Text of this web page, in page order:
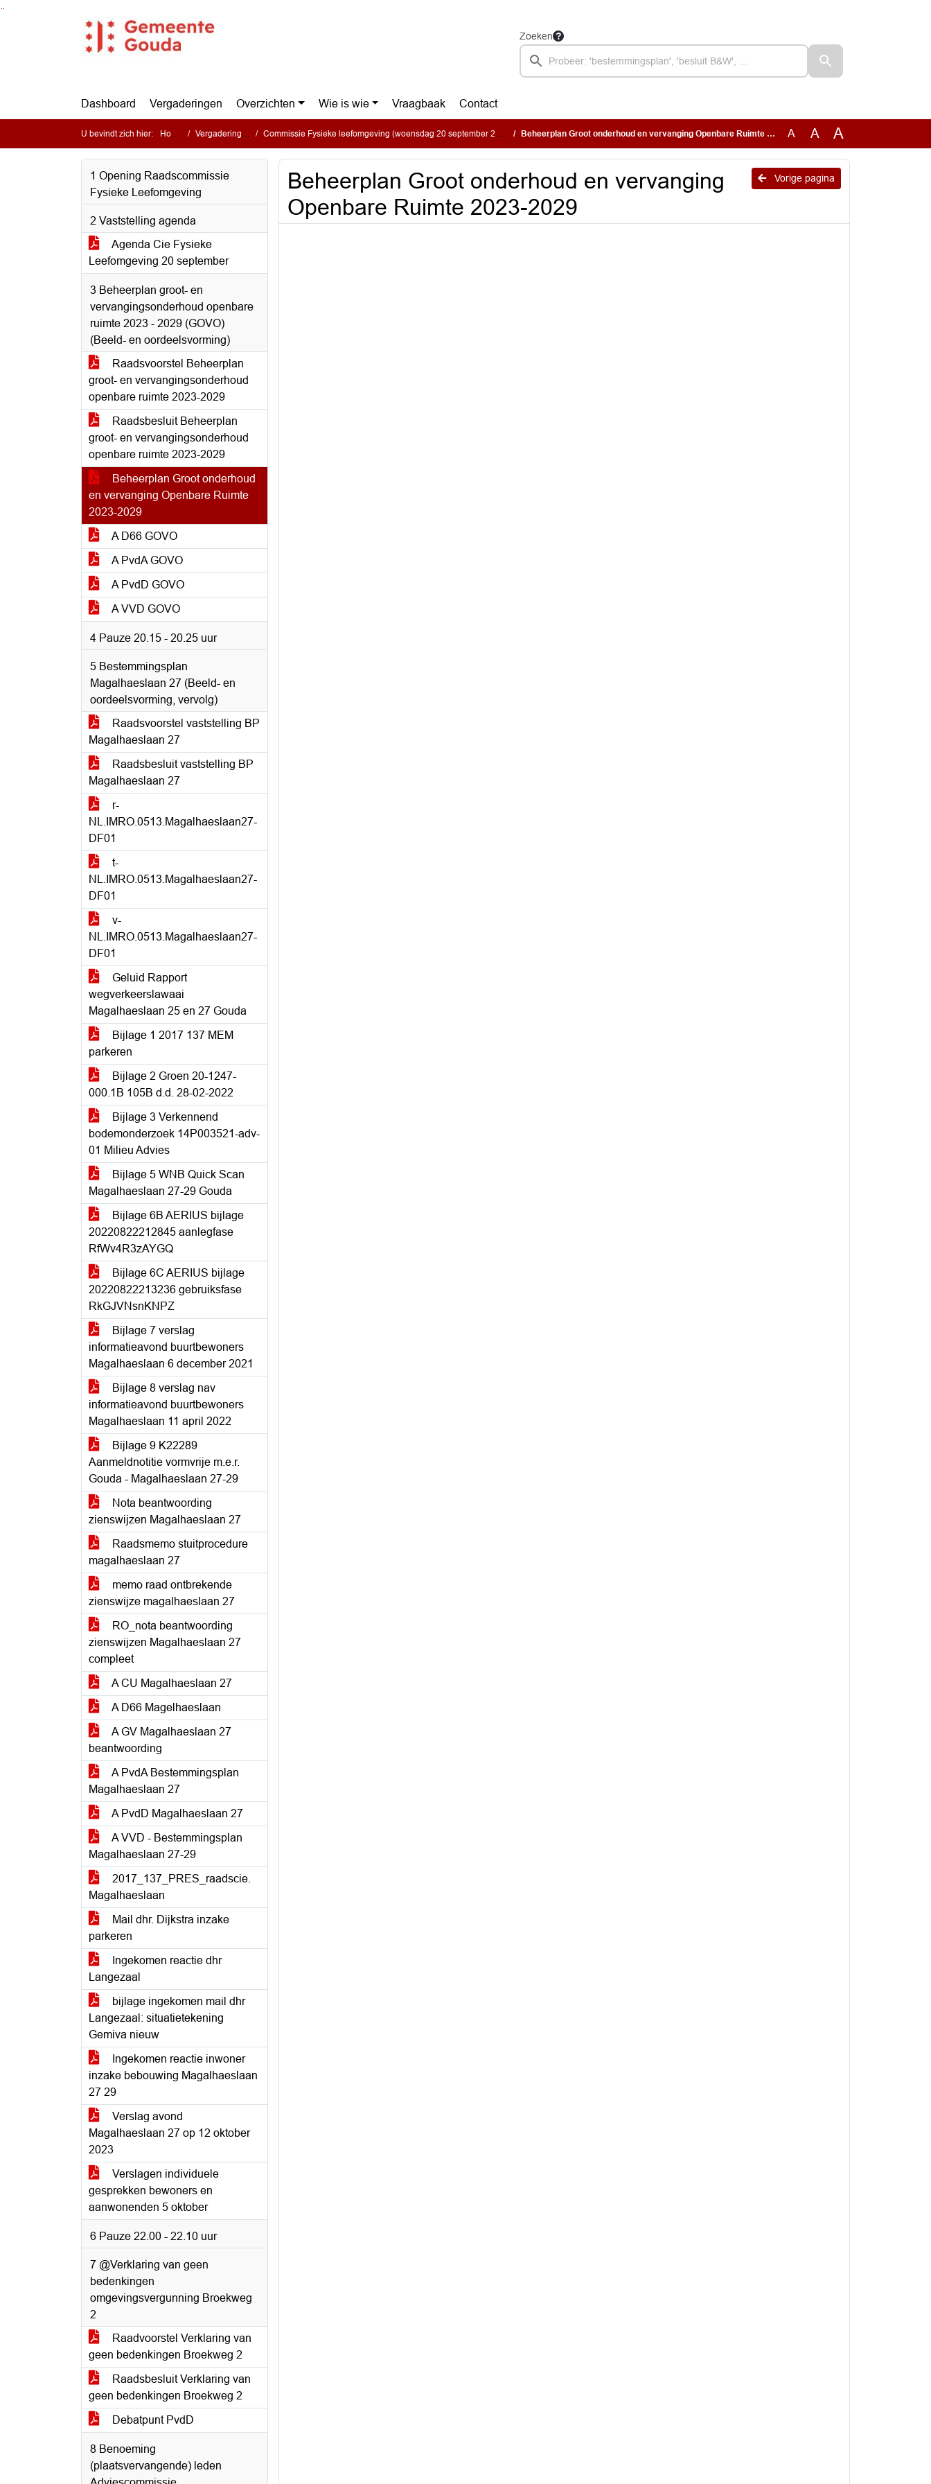
Ga naar de inhoud van deze pagina
Ga naar het zoeken
Ga naar het menu
Zoeken
Dashboard Vergaderingen Overzichten Wie is wie Vraagbaak Contact
U bevindt zich hier: Home Vergaderingen Commissie Fysieke leefomgeving (woensdag 20 september 2023) Beheerplan Groot onderhoud en vervanging Openbare Ruimte 2023-2029 A A A
1 Opening Raadscommissie
Fysieke Leefomgeving
2 Vaststelling agenda
Agenda Cie Fysieke
Leefomgeving 20 september
3 Beheerplan groot- en
vervangingsonderhoud openbare
ruimte 2023 - 2029 (GOVO)
(Beeld- en oordeelsvorming)
Raadsvoorstel Beheerplan
groot- en vervangingsonderhoud
openbare ruimte 2023-2029
Raadsbesluit Beheerplan
groot- en vervangingsonderhoud
openbare ruimte 2023-2029
Beheerplan Groot onderhoud
en vervanging Openbare Ruimte
2023-2029
A D66 GOVO
A PvdA GOVO
A PvdD GOVO
A VVD GOVO
4 Pauze 20.15 - 20.25 uur
5 Bestemmingsplan
Magalhaeslaan 27 (Beeld- en
oordeelsvorming, vervolg)
Raadsvoorstel vaststelling BP
Magalhaeslaan 27
Raadsbesluit vaststelling BP
Magalhaeslaan 27
r-
NL.IMRO.0513.Magalhaeslaan27-
DF01
t-
NL.IMRO.0513.Magalhaeslaan27-
DF01
v-
NL.IMRO.0513.Magalhaeslaan27-
DF01
Geluid Rapport
wegverkeerslawaai
Magalhaeslaan 25 en 27 Gouda
Bijlage 1 2017 137 MEM
parkeren
Bijlage 2 Groen 20-1247-
000.1B 105B d.d. 28-02-2022
Bijlage 3 Verkennend
bodemonderzoek 14P003521-adv-
01 Milieu Advies
Bijlage 5 WNB Quick Scan
Magalhaeslaan 27-29 Gouda
Bijlage 6B AERIUS bijlage
20220822212845 aanlegfase
RfWv4R3zAYGQ
Bijlage 6C AERIUS bijlage
20220822213236 gebruiksfase
RkGJVNsnKNPZ
Bijlage 7 verslag
informatieavond buurtbewoners
Magalhaeslaan 6 december 2021
Bijlage 8 verslag nav
informatieavond buurtbewoners
Magalhaeslaan 11 april 2022
Bijlage 9 K22289
Aanmeldnotitie vormvrije m.e.r.
Gouda - Magalhaeslaan 27-29
Nota beantwoording
zienswijzen Magalhaeslaan 27
Raadsmemo stuitprocedure
magalhaeslaan 27
memo raad ontbrekende
zienswijze magalhaeslaan 27
RO_nota beantwoording
zienswijzen Magalhaeslaan 27
compleet
A CU Magalhaeslaan 27
A D66 Magelhaeslaan
A GV Magalhaeslaan 27
beantwoording
A PvdA Bestemmingsplan
Magalhaeslaan 27
A PvdD Magalhaeslaan 27
A VVD - Bestemmingsplan
Magalhaeslaan 27-29
2017_137_PRES_raadscie.
Magalhaeslaan
Mail dhr. Dijkstra inzake
parkeren
Ingekomen reactie dhr
Langezaal
bijlage ingekomen mail dhr
Langezaal: situatietekening
Gemiva nieuw
Ingekomen reactie inwoner
inzake bebouwing Magalhaeslaan
27 29
Verslag avond
Magalhaeslaan 27 op 12 oktober
2023
Verslagen individuele
gesprekken bewoners en
aanwonenden 5 oktober
6 Pauze 22.00 - 22.10 uur
7 @Verklaring van geen
bedenkingen
omgevingsvergunning Broekweg
2
Raadvoorstel Verklaring van
geen bedenkingen Broekweg 2
Raadsbesluit Verklaring van
geen bedenkingen Broekweg 2
Debatpunt PvdD
8 Benoeming
(plaatsvervangende) leden
Vorige pagina
Beheerplan Groot onderhoud en vervanging
Openbare Ruimte 2023-2029